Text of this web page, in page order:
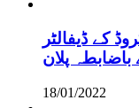
بلتستان، بجلی صارفین30کروڈ کے ڈیفالٹر
پلان
18/01/2022